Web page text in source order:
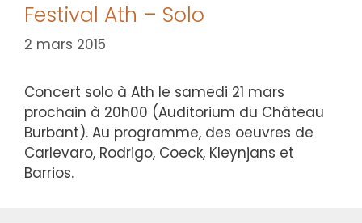
Festival Ath – Solo
2 mars 2015
Concert solo à Ath le samedi 21 mars
prochain à 20h00 (Auditorium du Château
Burbant). Au programme, des oeuvres de
Carlevaro, Rodrigo, Coeck, Kleynjans et
Barrios.